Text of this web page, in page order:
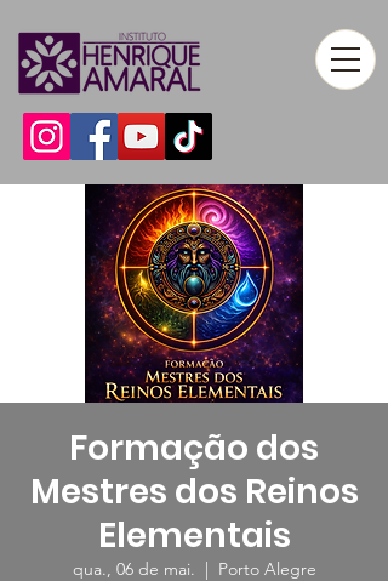
Formação dos
Mestres dos Reinos
Elementais
qua., 06 de mai.
  |
Porto Alegre